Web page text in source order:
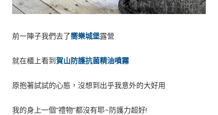
前一陣子我們去了嚮樂城堡露營
就在櫃上看到賀山防護抗菌精油噴霧
原抱著試試的心態，沒想到出乎我意外的大好用
我的身上一個”禮物”都沒有耶~防護力超好!